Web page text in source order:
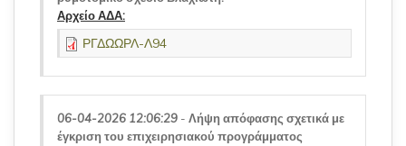
Αρχείο ΑΔΑ:
ΡΓΔΩΩΡΛ-Λ94
06-04-2026 12:06:29 - Λήψη απόφασης σχετικά με
έγκριση του επιχειρησιακού προγράμματος